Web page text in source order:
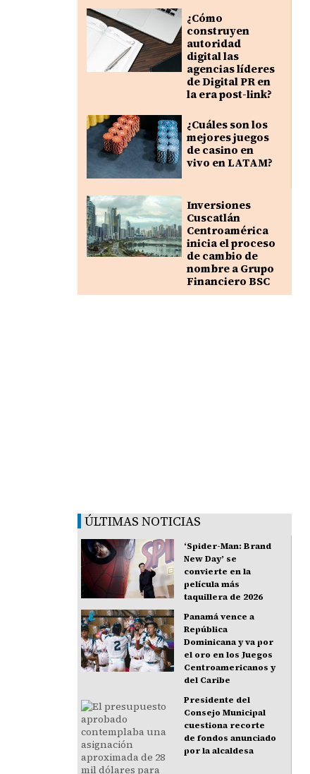
¿Cómo
construyen
autoridad
digital las
agencias líderes
de Digital PR en
la era post-link?
¿Cuáles son los
mejores juegos
de casino en
vivo en LATAM?
Inversiones
Cuscatlán
Centroamérica
inicia el proceso
de cambio de
nombre a Grupo
Financiero BSC
ÚLTIMAS NOTICIAS
‘Spider-Man: Brand
New Day’ se
convierte en la
película más
taquillera de 2026
Panamá vence a
República
Dominicana y va por
el oro en los Juegos
Centroamericanos y
del Caribe
Presidente del
Consejo Municipal
cuestiona recorte
de fondos anunciado
por la alcaldesa